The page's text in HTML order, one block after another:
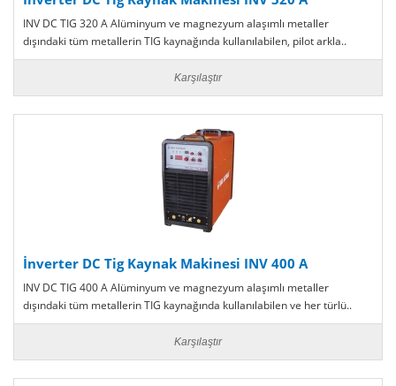
INV DC TIG 320 A Alüminyum ve magnezyum alaşımlı metaller
dışındaki tüm metallerin TIG kaynağında kullanılabilen, pilot arkla..
Karşılaştır
İnverter DC Tig Kaynak Makinesi INV 400 A
INV DC TIG 400 A Alüminyum ve magnezyum alaşımlı metaller
dışındaki tüm metallerin TIG kaynağında kullanılabilen ve her türlü..
Karşılaştır